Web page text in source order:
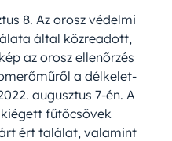
8. Az orosz védelmi
által közreadott,
az orosz ellenőrzés
a délkelet-
augusztus 7-én. A
fűtőcsövek
ért találat, valamint